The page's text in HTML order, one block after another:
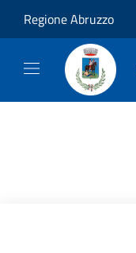
Regione Abruzzo